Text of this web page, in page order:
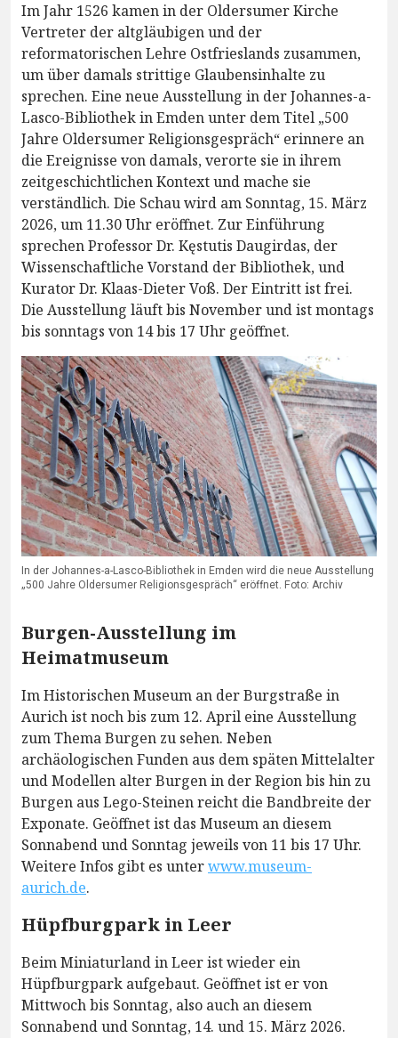
Im Jahr 1526 kamen in der Oldersumer Kirche
Vertreter der altgläubigen und der
reformatorischen Lehre Ostfrieslands zusammen,
um über damals strittige Glaubensinhalte zu
sprechen. Eine neue Ausstellung in der Johannes-a-
Lasco-Bibliothek in Emden unter dem Titel „500
Jahre Oldersumer Religionsgespräch“ erinnere an
die Ereignisse von damals, verorte sie in ihrem
zeitgeschichtlichen Kontext und mache sie
verständlich. Die Schau wird am Sonntag, 15. März
2026, um 11.30 Uhr eröffnet. Zur Einführung
sprechen Professor Dr. Kęstutis Daugirdas, der
Wissenschaftliche Vorstand der Bibliothek, und
Kurator Dr. Klaas-Dieter Voß. Der Eintritt ist frei.
Die Ausstellung läuft bis November und ist montags
bis sonntags von 14 bis 17 Uhr geöffnet.
In der Johannes-a-Lasco-Bibliothek in Emden wird die neue Ausstellung
„500 Jahre Oldersumer Religionsgespräch“ eröffnet. Foto: Archiv
Burgen-Ausstellung im
Heimatmuseum
Im Historischen Museum an der Burgstraße in
Aurich ist noch bis zum 12. April eine Ausstellung
zum Thema Burgen zu sehen. Neben
archäologischen Funden aus dem späten Mittelalter
und Modellen alter Burgen in der Region bis hin zu
Burgen aus Lego-Steinen reicht die Bandbreite der
Exponate. Geöffnet ist das Museum an diesem
Sonnabend und Sonntag jeweils von 11 bis 17 Uhr.
Weitere Infos gibt es unterwww.museum-
aurich.de.
Hüpfburgpark in Leer
Beim Miniaturland in Leer ist wieder ein
Hüpfburgpark aufgebaut. Geöffnet ist er von
Mittwoch bis Sonntag, also auch an diesem
Sonnabend und Sonntag, 14. und 15. März 2026.